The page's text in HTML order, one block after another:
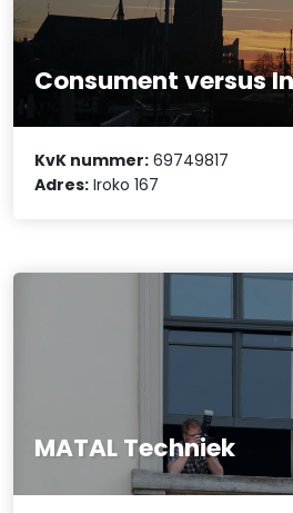
Consument versus
KvK nummer: 69749817
Adres: Iroko 167
MATAL Techniek